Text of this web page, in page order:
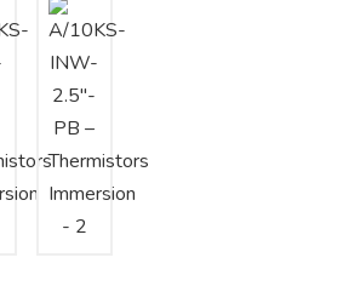
– Cung cấp thiết bị HVAC
công tủ điều khiển
hệ thống HVAC